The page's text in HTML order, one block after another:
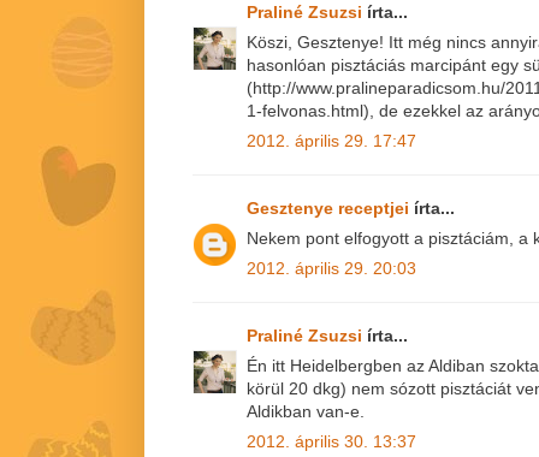
Praliné Zsuzsi írta...
Köszi, Gesztenye! Itt még nincs
hasonlóan pisztáciás marcipánt egy
(http://www.pralineparadicsom.hu/
1-felvonas.html), de ezekkel az
2012. április 29. 17:47
Gesztenye receptjei írta...
Nekem pont elfogyott a pisztáciám, a
2012. április 29. 20:03
Praliné Zsuzsi írta...
Én itt Heidelbergben az Aldiban
körül 20 dkg) nem sózott pisztáciát
Aldikban van-e.
2012. április 30. 13:37